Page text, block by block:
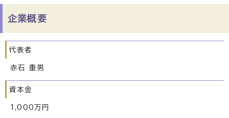
企業概要
代表者
赤石 重男
資本金
1,000万円